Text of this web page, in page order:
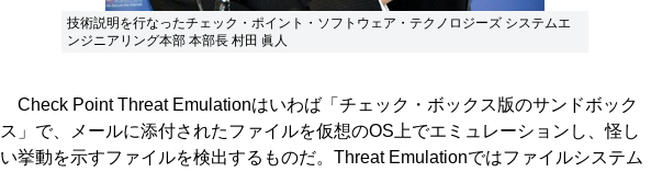
技術説明を行なったチェック・ポイント・ソフトウェア・テクノロジーズ システムエ
ンジニアリング本部 本部長 村田 眞人
Check Point Threat Emulationはいわば「チェック・ボックス版のサンドボック
ス」で、メールに添付されたファイルを仮想のOS上でエミュレーションし、怪し
い挙動を示すファイルを検出するものだ。Threat Emulationではファイルシステム